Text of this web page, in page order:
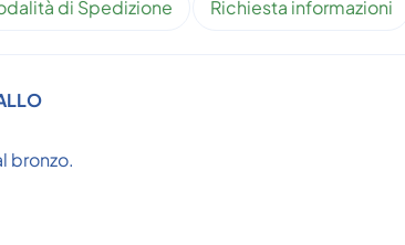
di Spedizione Richiesta informazioni
bronzo.